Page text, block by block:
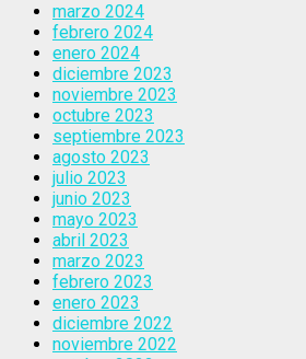
marzo 2024
febrero 2024
enero 2024
diciembre 2023
noviembre 2023
octubre 2023
septiembre 2023
agosto 2023
julio 2023
junio 2023
mayo 2023
abril 2023
marzo 2023
febrero 2023
enero 2023
diciembre 2022
noviembre 2022